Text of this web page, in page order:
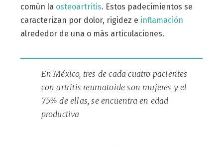
común la osteoartritis. Estos padecimientos se
caracterizan por dolor, rigidez e inflamación
alrededor de una o más articulaciones.
En México, tres de cada cuatro pacientes
con artritis reumatoide son mujeres y el
75% de ellas, se encuentra en edad
productiva